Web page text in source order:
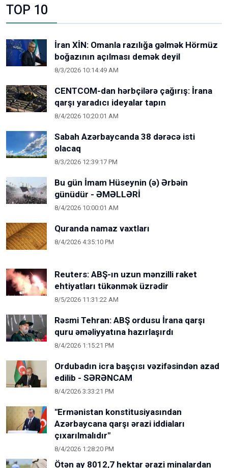
TOP 10
İran XİN: Omanla razılığa gəlmək Hörmüz
boğazının açılması demək deyil
8/3/2026 10:14:49 AM
CENTCOM-dan hərbçilərə çağırış: İrana
qarşı yaradıcı ideyalar tapın
8/4/2026 10:20:01 AM
Sabah Azərbaycanda 38 dərəcə isti
olacaq
8/3/2026 12:39:17 PM
Bu gün İmam Hüseynin (ə) Ərbəin
günüdür - ƏMƏLLƏRİ
8/4/2026 10:00:01 AM
Quranda namaz vaxtları
8/4/2026 4:35:10 PM
Reuters: ABŞ-ın uzun mənzilli raket
ehtiyatları tükənmək üzrədir
8/5/2026 11:31:22 AM
Rəsmi Tehran: ABŞ ordusu İrana qarşı
quru əməliyyatına hazırlaşırdı
8/4/2026 1:15:21 PM
Ordubadın icra başçısı vəzifəsindən azad
edilib - SƏRƏNCAM
8/4/2026 3:33:21 PM
"Ermənistan konstitusiyasından
Azərbaycana qarşı ərazi iddiaları
çıxarılmalıdır"
8/4/2026 1:28:20 PM
Ötən ay 8012,7 hektar ərazi minalardan